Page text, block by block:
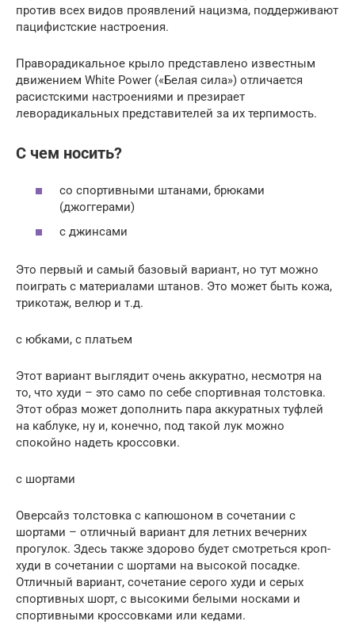
против всех видов проявлений нацизма, поддерживают
пацифистские настроения.
Праворадикальное крыло представлено известным
движением White Power («Белая сила») отличается
расистскими настроениями и презирает
леворадикальных представителей за их терпимость.
С чем носить?
со спортивными штанами, брюками
(джоггерами)
с джинсами
Это первый и самый базовый вариант, но тут можно
поиграть с материалами штанов. Это может быть кожа,
трикотаж, велюр и т.д.
с юбками, с платьем
Этот вариант выглядит очень аккуратно, несмотря на
то, что худи – это само по себе спортивная толстовка.
Этот образ может дополнить пара аккуратных туфлей
на каблуке, ну и, конечно, под такой лук можно
спокойно надеть кроссовки.
с шортами
Оверсайз толстовка с капюшоном в сочетании с
шортами – отличный вариант для летних вечерних
прогулок. Здесь также здорово будет смотреться кроп-
худи в сочетании с шортами на высокой посадке.
Отличный вариант, сочетание серого худи и серых
спортивных шорт, с высокими белыми носками и
спортивными кроссовками или кедами.